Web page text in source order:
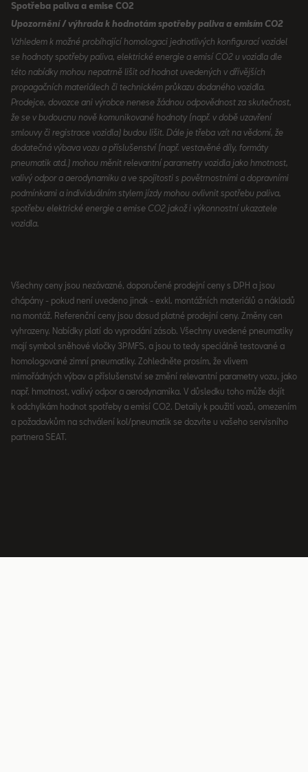
Spotřeba paliva a emise CO2
Upozornění / výhrada k hodnotám spotřeby paliva a emisím CO2
Vzhledem k možné probíhající homologaci jednotlivých konfigurací vozidel
se hodnoty spotřeby paliva, elektrické energie a emisí CO2 u vozidla dle
této nabídky mohou nepatrně lišit od hodnot uvedených v dřívějších
propagačních materiálech či technickém průkazu dodaného vozidla.
Prodejce, dovozce ani výrobce nenese žádnou odpovědnost za skutečnost,
že se v budoucnu nově komunikované hodnoty (např. v době uzavření
smlouvy či registrace vozidla) budou lišit. Dále je třeba vzít na vědomí, že
dodatečná výbava vozu a příslušenství (např. vestavěné díly, formáty
pneumatik atd.) mohou měnit relevantní parametry vozidla jako hmotnost,
valivý odpor a aerodynamiku a ve spojitosti s povětrnostními a dopravními
podmínkami a individuálním stylem jízdy mohou ovlivnit spotřebu paliva,
spotřebu elektrické energie a emise CO2 jakož i výkonnostní ukazatele
vozidla.
Všechny ceny jsou nezávazné, doporučené prodejní ceny s DPH a jsou
chápány - pokud není uvedeno jinak - exkl. montážních materiálů a nákladů
na montáž. Referenční ceny jsou dosud platné prodejní ceny. Změny cen
vyhrazeny. Nabídky platí do vyprodání zásob. Všechny uvedené pneumatiky
mají symbol sněhové vločky 3PMFS, a jsou to tedy speciálně testované a
homologované zimní pneumatiky. Zohledněte prosím, že vlivem
mimořádných výbav a příslušenství se změní relevantní parametry vozu, jako
např. hmotnost, valivý odpor a aerodynamika. V důsledku toho může dojít
k odchylkám hodnot spotřeby a emisí CO2. Detaily k použití vozů, omezením
a požadavkům na schválení kol/pneumatik se dozvíte u vašeho servisního
partnera SEAT.